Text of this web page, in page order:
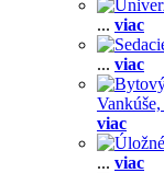
... viac
... viac
Vankúše,
viac
... viac